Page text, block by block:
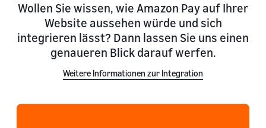
Wollen Sie wissen, wie Amazon Pay auf Ihrer
Website aussehen würde und sich
integrieren lässt? Dann lassen Sie uns einen
genaueren Blick darauf werfen.
Weitere Informationen zur Integration